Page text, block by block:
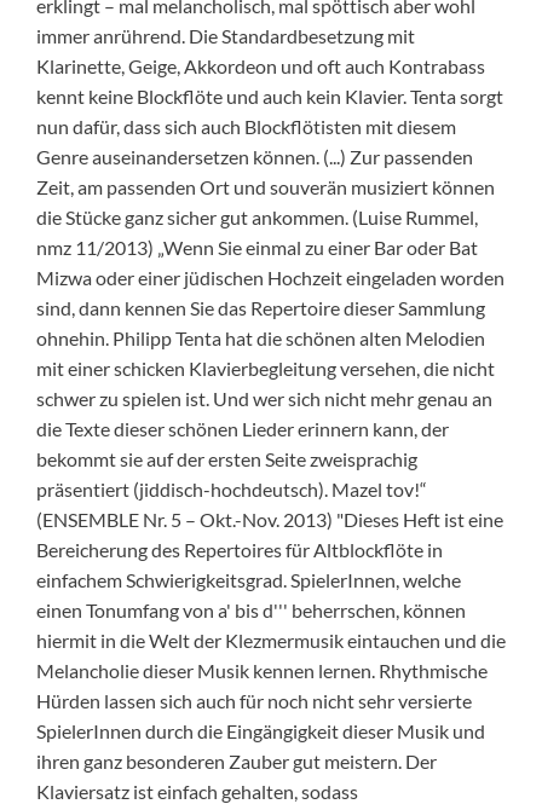
erklingt – mal melancholisch, mal spöttisch aber wohl
immer anrührend. Die Standardbesetzung mit
Klarinette, Geige, Akkordeon und oft auch Kontrabass
kennt keine Blockflöte und auch kein Klavier. Tenta sorgt
nun dafür, dass sich auch Blockflötisten mit diesem
Genre auseinandersetzen können. (...) Zur passenden
Zeit, am passenden Ort und souverän musiziert können
die Stücke ganz sicher gut ankommen. (Luise Rummel,
nmz 11/2013) „Wenn Sie einmal zu einer Bar oder Bat
Mizwa oder einer jüdischen Hochzeit eingeladen worden
sind, dann kennen Sie das Repertoire dieser Sammlung
ohnehin. Philipp Tenta hat die schönen alten Melodien
mit einer schicken Klavierbegleitung versehen, die nicht
schwer zu spielen ist. Und wer sich nicht mehr genau an
die Texte dieser schönen Lieder erinnern kann, der
bekommt sie auf der ersten Seite zweisprachig
präsentiert (jiddisch-hochdeutsch). Mazel tov!“
(ENSEMBLE Nr. 5 – Okt.-Nov. 2013) "Dieses Heft ist eine
Bereicherung des Repertoires für Altblockflöte in
einfachem Schwierigkeitsgrad. SpielerInnen, welche
einen Tonumfang von a' bis d''' beherrschen, können
hiermit in die Welt der Klezmermusik eintauchen und die
Melancholie dieser Musik kennen lernen. Rhythmische
Hürden lassen sich auch für noch nicht sehr versierte
SpielerInnen durch die Eingängigkeit dieser Musik und
ihren ganz besonderen Zauber gut meistern. Der
Klaviersatz ist einfach gehalten, sodass